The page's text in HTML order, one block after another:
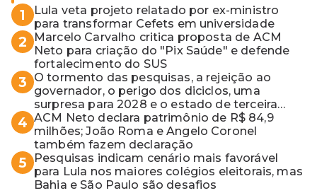
1
Lula veta projeto relatado por ex-ministro
para transformar Cefets em universidade
2
Marcelo Carvalho critica proposta de ACM
Neto para criação do "Pix Saúde" e defende
fortalecimento do SUS
3
O tormento das pesquisas, a rejeição ao
governador, o perigo dos diciclos, uma
surpresa para 2028 e o estado de terceira
guerra mundial
4 ACM Neto declara patrimônio de R$ 84,9
milhões; João Roma e Angelo Coronel
também fazem declaração
5
Pesquisas indicam cenário mais favorável
para Lula nos maiores colégios eleitorais, mas
Bahia e São Paulo são desafios